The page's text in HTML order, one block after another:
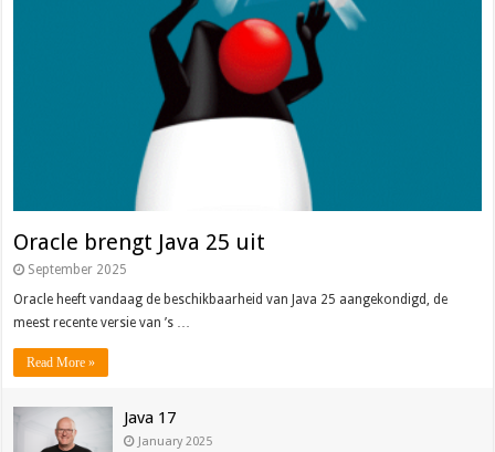
Oracle brengt Java 25 uit
September 2025
Oracle heeft vandaag de beschikbaarheid van Java 25 aangekondigd, de
meest recente versie van ’s …
Read More »
Java 17
January 2025